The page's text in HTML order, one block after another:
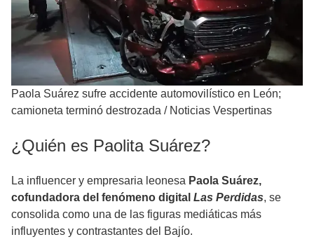
Paola Suárez sufre accidente automovilístico en León;
camioneta terminó destrozada / Noticias Vespertinas
¿Quién es Paolita Suárez?
La influencer y empresaria leonesa Paola Suárez,
cofundadora del fenómeno digital Las Perdidas, se
consolida como una de las figuras mediáticas más
influyentes y contrastantes del Bajío.